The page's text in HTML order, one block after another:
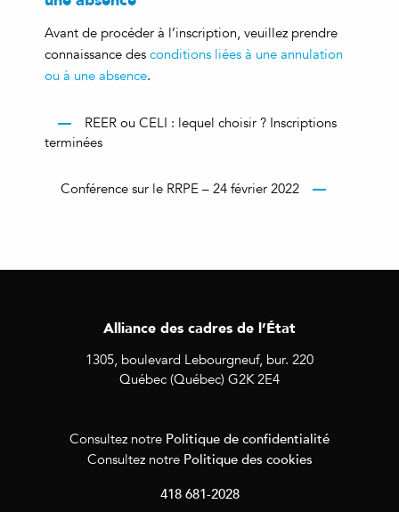
Avant de procéder à l’inscription, veuillez prendre
connaissance des conditions liées à une annulation
ou à une absence.
REER ou CELI : lequel choisir ? Inscriptions
terminées
Conférence sur le RRPE – 24 février 2022
Alliance des cadres de l’État
1305, boulevard Lebourgneuf, bur. 220
Québec (Québec) G2K 2E4
Consultez notre Politique de confidentialité
Consultez notre Politique des cookies
418 681-2028